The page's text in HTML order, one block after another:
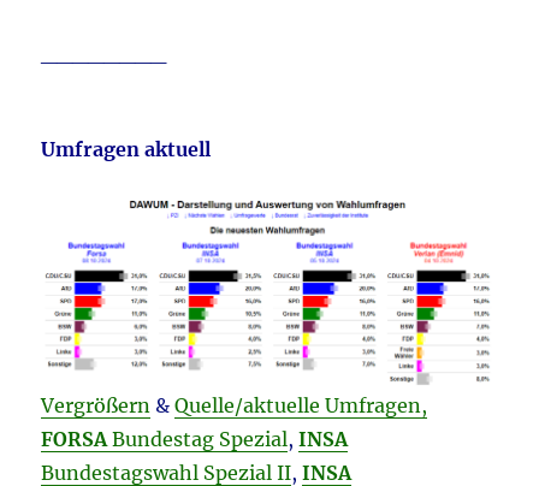
Umfragen aktuell
Vergrößern &Quelle/aktuelle Umfragen,
FORSA Bundestag Spezial,INSA
Bundestagswahl Spezial II,INSA